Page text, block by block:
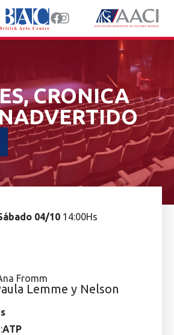
CRONICA
04/10 14:00Hs
Fromm
Lemme y Nelson
ATP